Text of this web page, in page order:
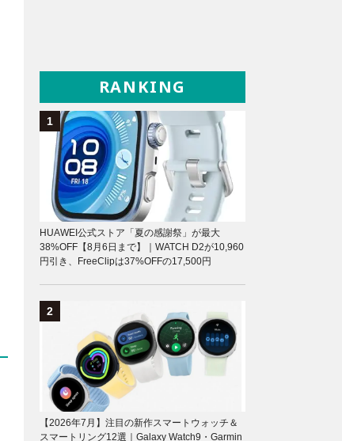
RANKING
HUAWEI公式ストア「夏の感謝祭」が最大
38%OFF【8月6日まで】｜WATCH D2が10,960
円引き、FreeClipは37%OFFの17,500円
【2026年7月】注目の新作スマートウォッチ＆
スマートリング12選｜Galaxy Watch9・Garmin